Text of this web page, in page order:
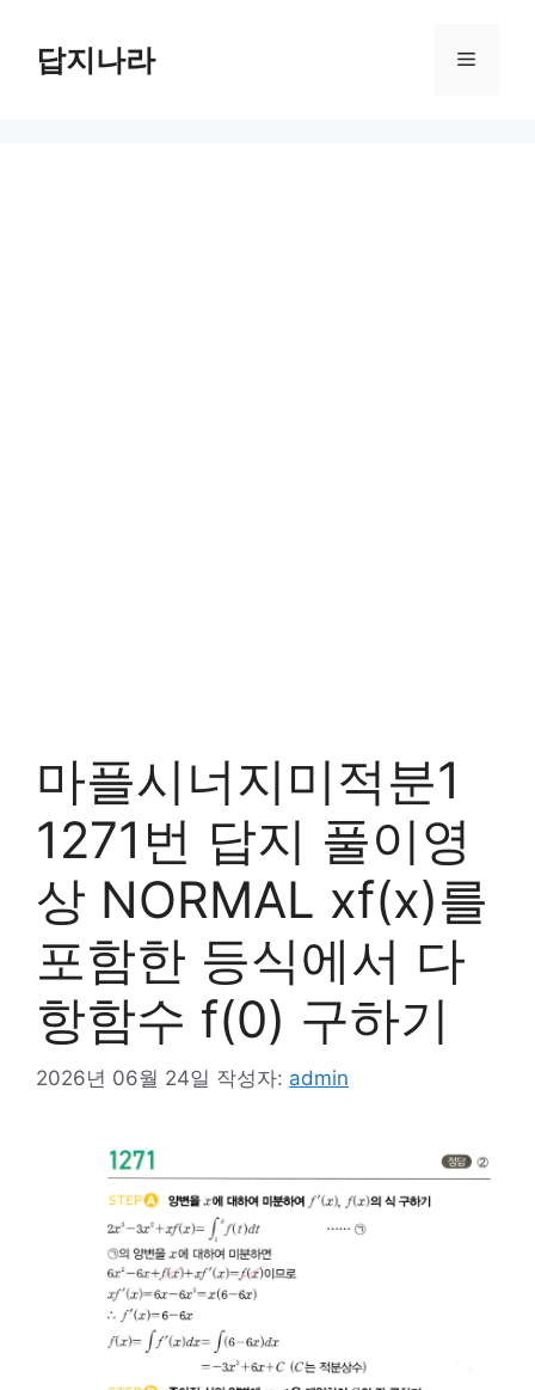
답지나라 메
마플시너지미적분1
1271번 답지 풀이영
상 NORMAL xf(x)를
포함한 등식에서 다
항함수 f(0) 구하기
2026년 06월 24일 작성자: admin